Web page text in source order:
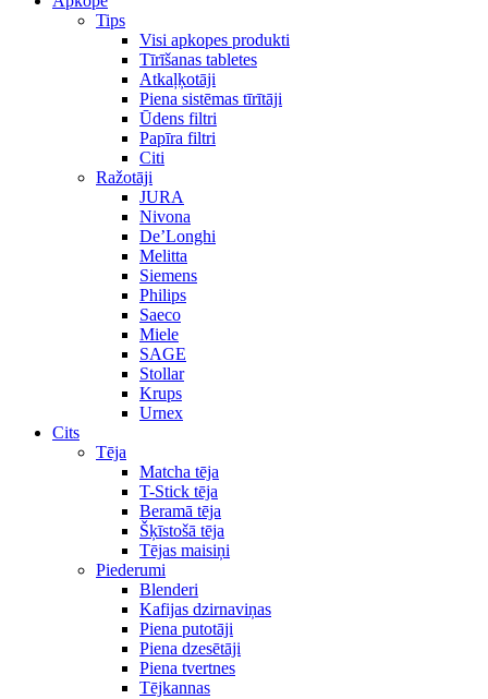
Tips
Visi apkopes produkti
Tīrīšanas tabletes
Atkaļķotāji
Piena sistēmas tīrītāji
Ūdens filtri
Papīra filtri
Citi
Ražotāji
JURA
Nivona
De’Longhi
Melitta
Siemens
Philips
Saeco
Miele
SAGE
Stollar
Krups
Urnex
Cits
Tēja
Matcha tēja
T-Stick tēja
Beramā tēja
Šķīstošā tēja
Tējas maisiņi
Piederumi
Blenderi
Kafijas dzirnaviņas
Piena putotāji
Piena dzesētāji
Piena tvertnes
Tējkannas